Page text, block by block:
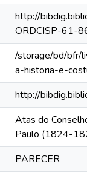
http://
ORDCISP-61-
/storage/bd/bfr/
a-historia-e-
http://
Atas do
Paulo (1824-
PARECER